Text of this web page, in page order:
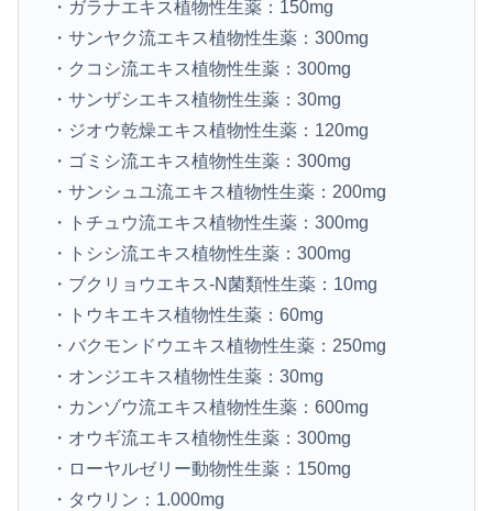
・ガラナエキス植物性生薬：150mg
・サンヤク流エキス植物性生薬：300mg
・クコシ流エキス植物性生薬：300mg
・サンザシエキス植物性生薬：30mg
・ジオウ乾燥エキス植物性生薬：120mg
・ゴミシ流エキス植物性生薬：300mg
・サンシュユ流エキス植物性生薬：200mg
・トチュウ流エキス植物性生薬：300mg
・トシシ流エキス植物性生薬：300mg
・ブクリョウエキス-N菌類性生薬：10mg
・トウキエキス植物性生薬：60mg
・バクモンドウエキス植物性生薬：250mg
・オンジエキス植物性生薬：30mg
・カンゾウ流エキス植物性生薬：600mg
・オウギ流エキス植物性生薬：300mg
・ローヤルゼリー動物性生薬：150mg
・タウリン：1.000mg